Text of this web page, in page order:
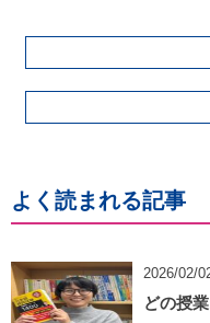
よく読まれる記事
2026/02/
どの授